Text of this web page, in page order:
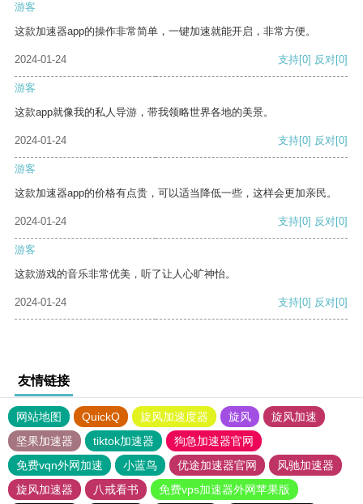
游客
这款加速器app的操作非常简单，一键加速就能开启，非常方便。
2024-01-24 支持[0] 反对[0]
游客
这款app就像我的私人导游，带我领略世界各地的美景。
2024-01-24 支持[0] 反对[0]
游客
这款加速器app的价格有点贵，可以适当降低一些，这样会更加亲民。
2024-01-24 支持[0] 反对[0]
游客
这款游戏的音乐非常优美，听了让人心旷神怡。
2024-01-24 支持[0] 反对[0]
友情链接
网站地图 QuickQ 旋风加速度器 旋风
旋风加速
坚果加速器
tiktok加速器
狗急加速器官网
免费vqn外网加速
小蓝鸟 优途加速器官网
风驰加速器
旋风加速器
八戒看书
免费vps加速器外网苹果版